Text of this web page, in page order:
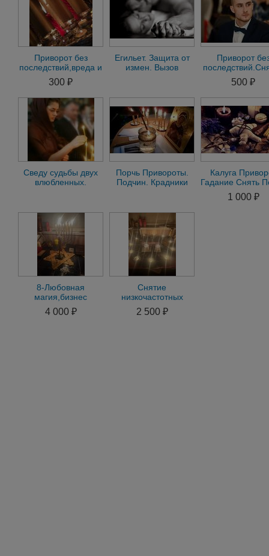
Приворот без
последствий,вреда и
греха.Защита от
измен.Гарантии
300 ₽
Егильет. Защита от
измен. Вызов
Приворот
500 ₽
Сведу судьбы двух
влюбленных.
Порчь Привороты.
Подчин. Крадники
Калуга
Гадание Снять
Остуда
Присушка1 000 ₽
8-Любовная
магия,бизнес
магия,снятие порчи
и сглаза
4 000 ₽
Снятие
низкочастотных
программ,ложных
убеждений,
2 500 ₽